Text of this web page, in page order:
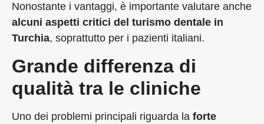
Nonostante i vantaggi, è importante valutare anche
alcuni aspetti critici del turismo dentale in
Turchia, soprattutto per i pazienti italiani.
Grande differenza di
qualità tra le cliniche
Uno dei problemi principali riguarda la forte